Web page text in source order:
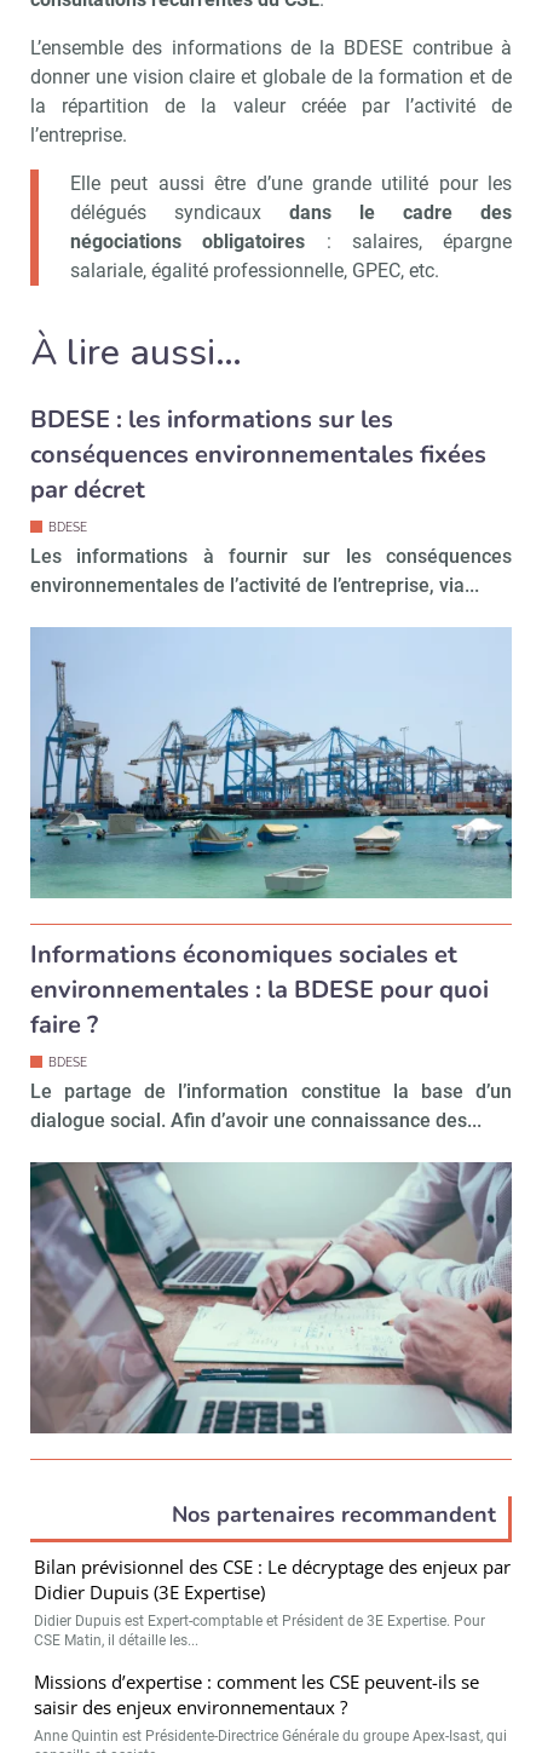
L’ensemble des informations de la BDESE contribue à
donner une vision claire et globale de la formation et de
la répartition de la valeur créée par l’activité de
l’entreprise.
Elle peut aussi être d’une grande utilité pour les
délégués syndicaux dans le cadre des
négociations obligatoires : salaires, épargne
salariale, égalité professionnelle, GPEC, etc.
À lire aussi…
BDESE : les informations sur les
conséquences environnementales fixées
par décret
BDESE
Les informations à fournir sur les conséquences
environnementales de l’activité de l’entreprise, via...
Informations économiques sociales et
environnementales : la BDESE pour quoi
faire ?
BDESE
Le partage de l’information constitue la base d’un
dialogue social. Afin d’avoir une connaissance des...
Nos partenaires recommandent
Bilan prévisionnel des CSE : Le décryptage des enjeux par
Didier Dupuis (3E Expertise)
Didier Dupuis est Expert-comptable et Président de 3E Expertise. Pour
CSE Matin, il détaille les...
Missions d’expertise : comment les CSE peuvent-ils se
saisir des enjeux environnementaux ?
Anne Quintin est Présidente-Directrice Générale du groupe Apex-Isast, qui
Recevoir CSE Matin
Valider
Non merci, je reçois déjà